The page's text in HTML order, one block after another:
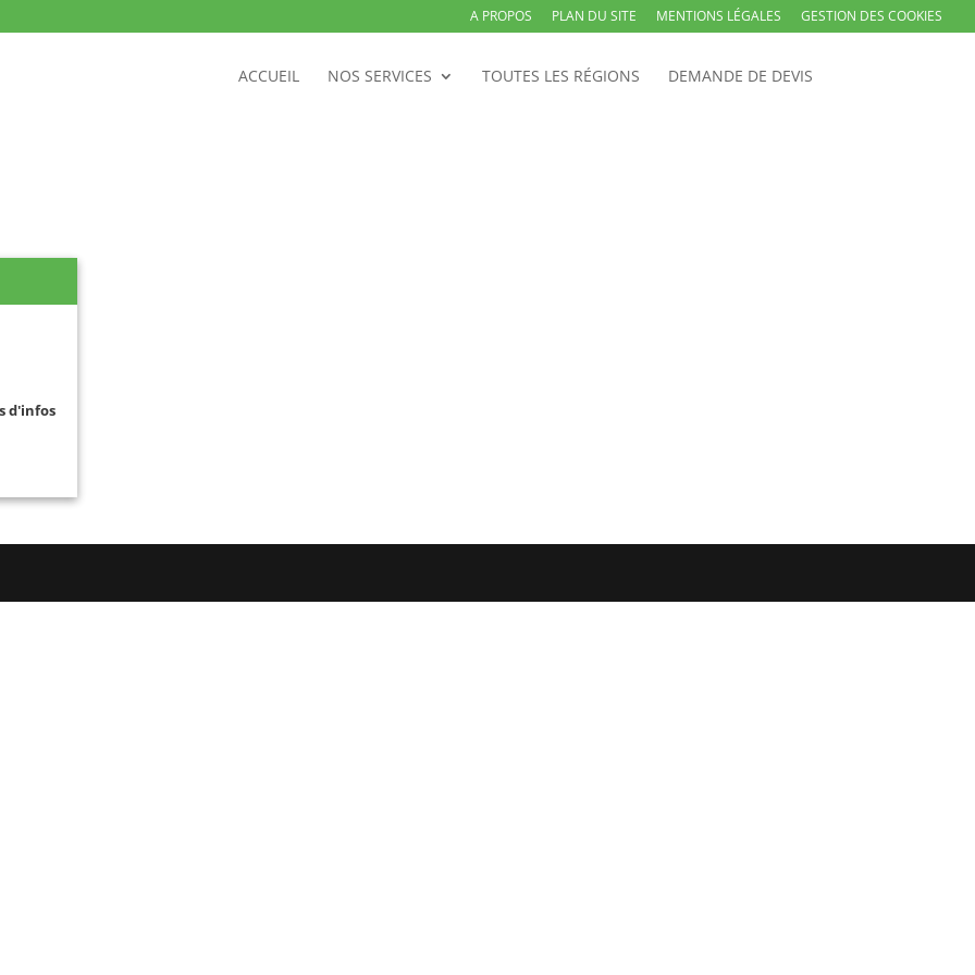
A PROPOS PLAN DU SITE MENTIONS LÉGALES GESTION DES COOKIES
ACCUEIL NOS SERVICES TOUTES LES RÉGIONS DEMANDE DE DEVIS
d'infos